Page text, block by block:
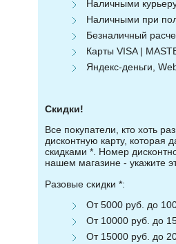
Наличными
Наличными при
Безналичный
Карты VISA |
Яндекс-деньги,
Скидки!
Все покупатели, кто хоть
дисконтную карту, которая
скидками *. Номер
нашем магазине - укажите
Разовые скидки *:
От 5000 руб. до
От 10000 руб. до
От 15000 руб. до